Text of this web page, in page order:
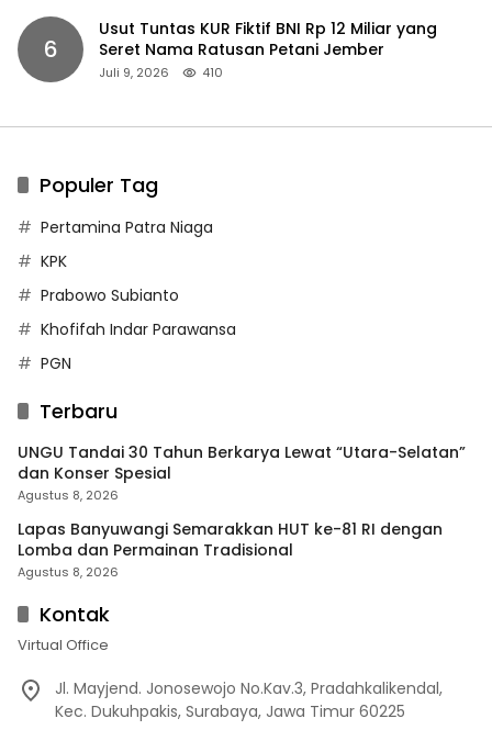
6
Usut Tuntas KUR Fiktif BNI Rp 12 Miliar yang
Seret Nama Ratusan Petani Jember
Juli 9, 2026 410
Populer Tag
Pertamina Patra Niaga
KPK
Prabowo Subianto
Khofifah Indar Parawansa
PGN
Terbaru
UNGU Tandai 30 Tahun Berkarya Lewat “Utara-Selatan”
dan Konser Spesial
Agustus 8, 2026
Lapas Banyuwangi Semarakkan HUT ke-81 RI dengan
Lomba dan Permainan Tradisional
Agustus 8, 2026
Kontak
Virtual Office
Jl. Mayjend. Jonosewojo No.Kav.3, Pradahkalikendal,
Kec. Dukuhpakis, Surabaya, Jawa Timur 60225